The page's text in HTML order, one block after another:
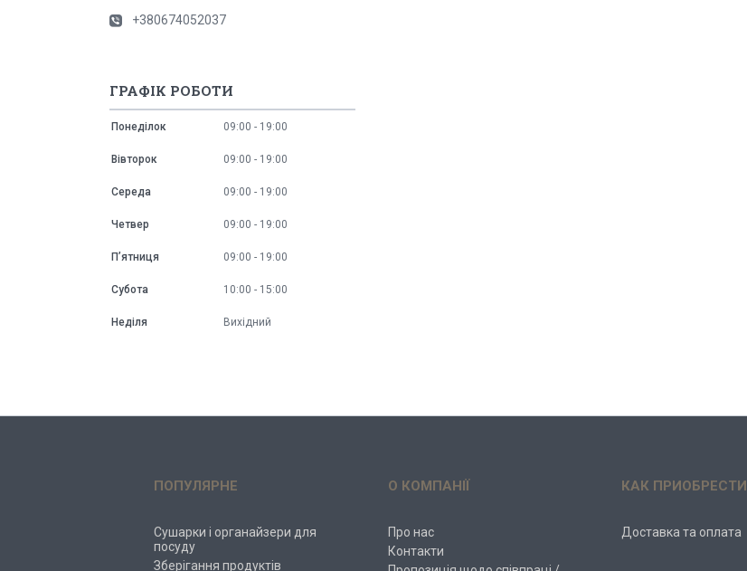
+380674052037
ГРАФІК РОБОТИ
Понеділок 09:00 19:00
Вівторок 09:00 19:00
Середа 09:00 19:00
Четвер 09:00 19:00
Пʼятниця 09:00 19:00
Субота 10:00 15:00
Неділя Вихідний
ПОПУЛЯРНЕ
Сушарки і органайзери для
посуду
Зберігання продуктів
О КОМПАНІЇ
Про нас
Контакти
КАК ПРИОБРЕСТИ
Доставка та оплата